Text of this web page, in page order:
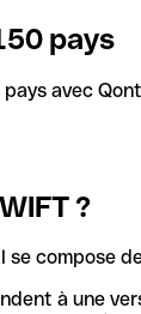
pays
avec
?
se compose
à une